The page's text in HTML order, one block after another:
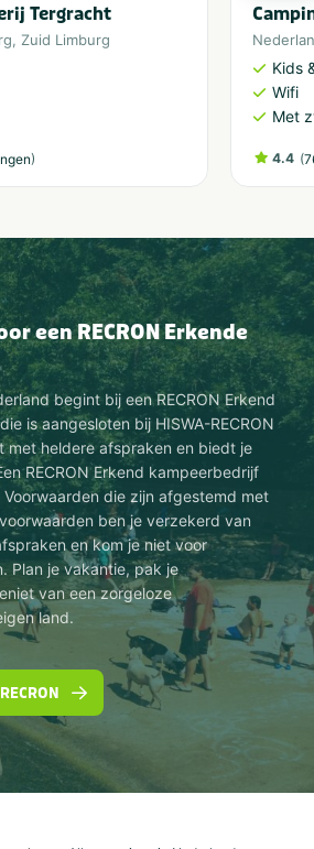
Tergracht
, Zuid Limburg
)
Kids
Wifi
Met
4.4 (
een RECRON Erkende
begint bij een RECRON Erkend
is aangesloten bij HISWA-RECRON
met heldere afspraken en biedt je
RECRON Erkend kampeerbedrijf
Voorwaarden die zijn afgestemd met
ben je verzekerd van
en kom je niet voor
Plan je vakantie, pak je
van een zorgeloze
land.